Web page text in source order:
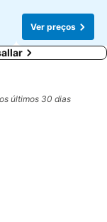
Ver preços
últimos 30 dias